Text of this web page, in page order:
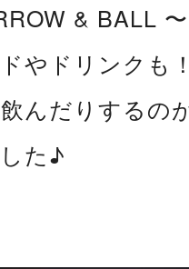
& BALL
やドリンクも
んだりするの
た♪